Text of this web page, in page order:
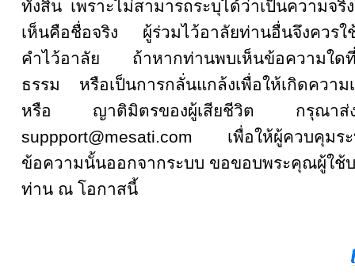
ทั้งสิ้น เพราะไม่สามารถระบุได้ว่าเป็นความจ
เห็นคือชื่อจริง ผู้ร่วมไว้อาลัยท่านอื่นจึงควรใ
คำไว้อาลัย ถ้าหากท่านพบเห็นข้อความใด
ธรรม หรือเป็นการกลั่นแกล้งเพื่อให้เกิดควา
หรือ ญาติมิตรของผู้เสียชีวิต กรุ
suppport@mesati.com เพื่อให้ผู้ควบคุมระ
ข้อความนั้นออกจากระบบ ขอขอบพระคุณผู้ใช้
ท่าน ณ โอกาสนี้